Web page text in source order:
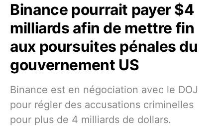
Binance pourrait payer $4
milliards afin de mettre fin
aux poursuites pénales du
gouvernement US
Binance est en négociation avec le DOJ
pour régler des accusations criminelles
pour plus de 4 milliards de dollars.